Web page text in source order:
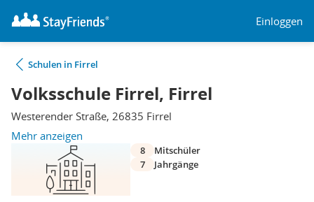
Einloggen
Schulen in Firrel
Volksschule Firrel, Firrel
Westerender Straße, 26835 Firrel
Mehr anzeigen
8
Mitschüler
7
Jahrgänge